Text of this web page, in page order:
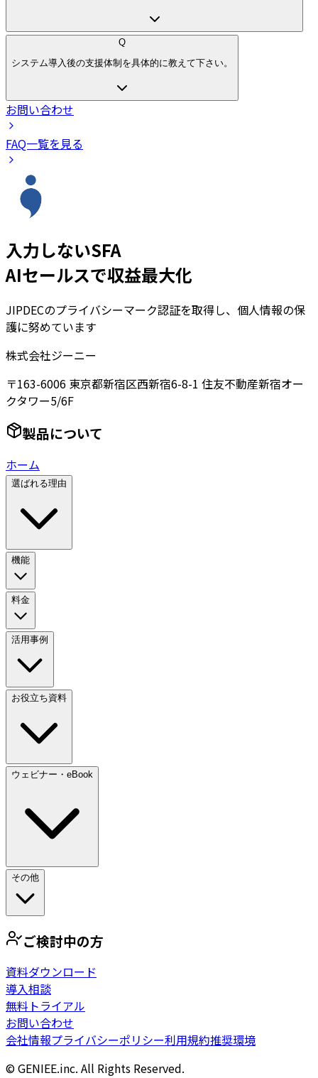
Q
システム導入後の支援体制を具体的に教えて下さい。
お問い合わせ
FAQ一覧を見る
入力しないSFA
AIセールスで収益最大化
JIPDECのプライバシーマーク認証を取得し、個人情報の保
護に努めています
株式会社ジーニー
〒163-6006 東京都新宿区西新宿6-8-1 住友不動産新宿オー
クタワー5/6F
製品について
ホーム
選ばれる理由
機能
料金
活用事例
お役立ち資料
ウェビナー・eBook
その他
ご検討中の方
資料ダウンロード
導入相談
無料トライアル
お問い合わせ
会社情報プライバシーポリシー利用規約推奨環境
© GENIEE.inc. All Rights Reserved.